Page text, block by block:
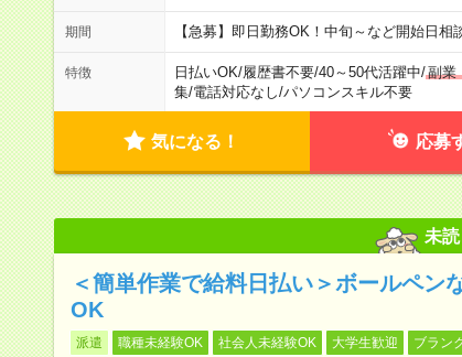
期間 【急募】即日勤務OK！中旬～など開始日
特徴 日払いOK/履歴書不要/40～50代活躍中/副業
集/電話対応なし/パソコンスキル不要
気になる！ 応募
未読
＜簡単作業で給料日払い＞ボールペン
OK
派遣 職種未経験OK 社会人未経験OK 大学生歓迎 ブラン